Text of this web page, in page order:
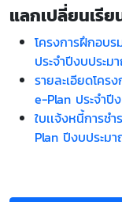
แลกเปลี่ยนเรีย
โครงการฝึกอบร
ประจำปีงบประ
รายละเอียดโคร
e-Plan ประจำ
ใบเเจ้งหนี้การช
Plan ปีงบประม